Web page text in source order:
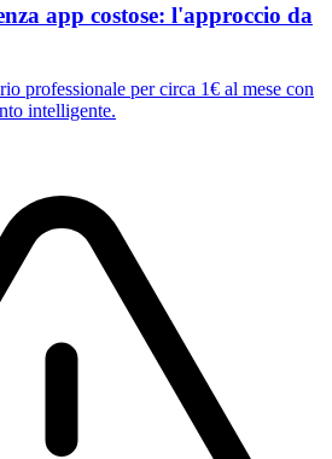
app costose: l'approccio da
professionale per circa 1€ al mese con
intelligente.